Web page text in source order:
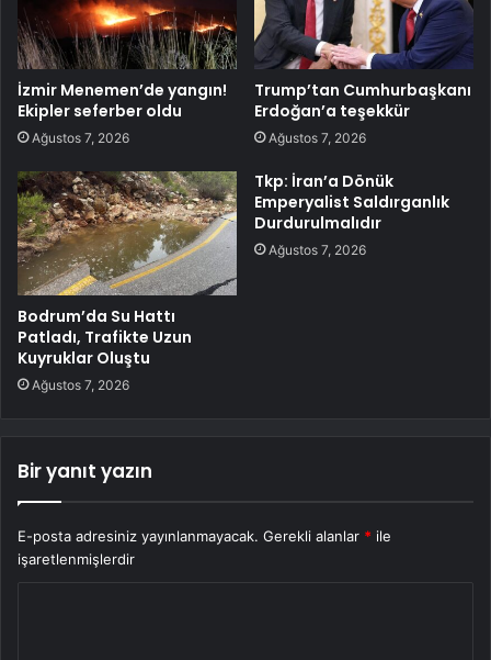
İzmir Menemen’de yangın!
Ekipler seferber oldu
Ağustos 7, 2026
Trump’tan Cumhurbaşkanı
Erdoğan’a teşekkür
Ağustos 7, 2026
Bodrum’da Su Hattı
Patladı, Trafikte Uzun
Kuyruklar Oluştu
Ağustos 7, 2026
Tkp: İran’a Dönük
Emperyalist Saldırganlık
Durdurulmalıdır
Ağustos 7, 2026
Bir yanıt yazın
E-posta adresiniz yayınlanmayacak. Gerekli alanlar * ile
işaretlenmişlerdir